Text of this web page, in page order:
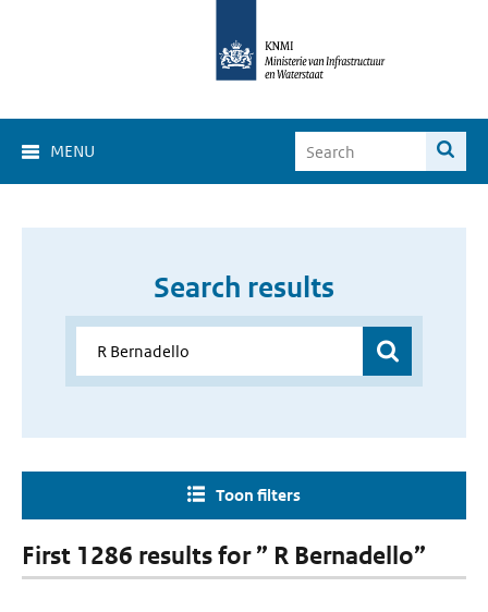
MENU
Search results
Toon filters
First 1286 results for ” R Bernadello”